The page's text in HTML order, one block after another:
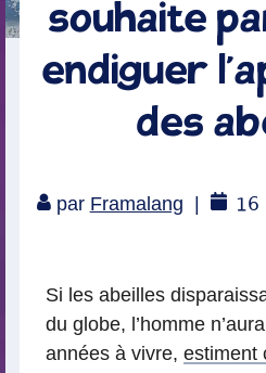
souhaite
endiguer
des
par Framalang 16
Si les abeilles
du globe, l’homme
années à vivre, estiment